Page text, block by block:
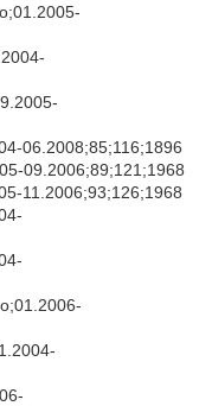
06.2008;85;116;1896
09.2006;89;121;1968
11.2006;93;126;1968